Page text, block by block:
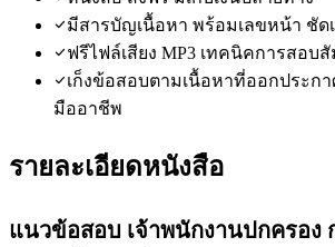
มีสารบัญเนื้อหา พร้อมเลขหน้า ชัด
ฟรีไฟล์เสียง MP3 เทคนิคการสอบ
เก็งข้อสอบตามเนื้อหาที่ออกประก
มืออาชีพ
รายละเอียดหนังสือ
แนวข้อสอบ เจ้าพนักงานปกครอง